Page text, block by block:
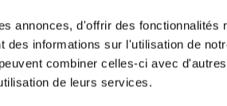
annonces, d'offrir des fonctionnalités
informations sur l'utilisation de
combiner celles-ci avec
de leurs services.
or on the bill.
Payment
terminals